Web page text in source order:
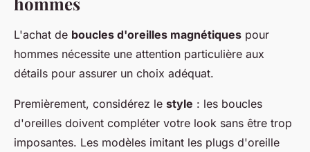
L'achat de boucles d'oreilles magnétiques pour
hommes nécessite une attention particulière aux
détails pour assurer un choix adéquat.
Premièrement, considérez le style : les boucles
d'oreilles doivent compléter votre look sans être trop
imposantes. Les modèles imitant les plugs d'oreille